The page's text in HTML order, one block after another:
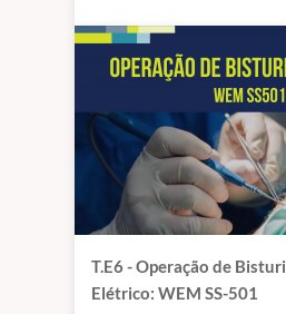
T.E6 - Operação de Bisturi
Elétrico: WEM SS-501